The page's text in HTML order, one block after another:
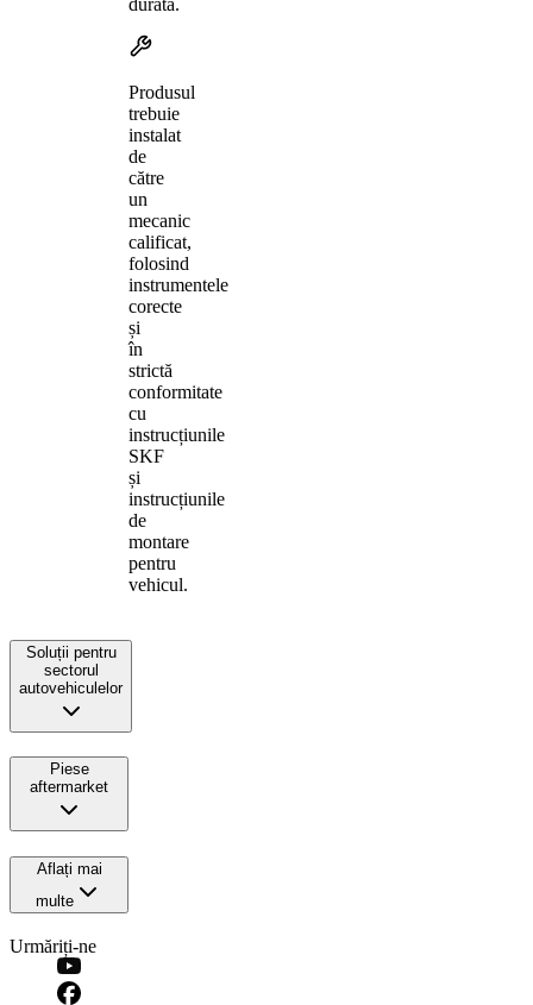
Produsul
trebuie
instalat
de
către
un
mecanic
calificat,
folosind
instrumentele
corecte
și
în
strictă
conformitate
cu
instrucțiunile
SKF
și
instrucțiunile
de
montare
pentru
vehicul.
Soluții pentru
sectorul
autovehiculelor
Piese
aftermarket
Aflați mai
multe
Urmăriți-ne